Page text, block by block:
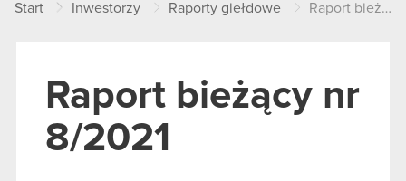
Start Inwestorzy Raporty giełdowe Raport bieżący nr 8/2021
Raport bieżący nr
8/2021